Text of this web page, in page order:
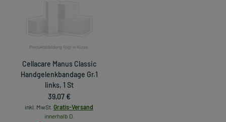
Cellacare Manus Classic
Handgelenkbandage Gr.1
links, 1 St
39,07 €
inkl. MwSt. Gratis-Versand
innerhalb D.